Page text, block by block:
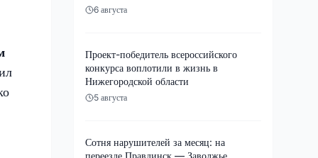
6 августа
Проект-победитель всероссийского
конкурса воплотили в жизнь в
Нижегородской области
5 августа
Сотня нарушителей за месяц: на
переезде Правдинск — Заволжье